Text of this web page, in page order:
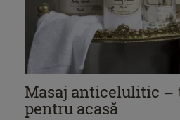
Masaj anticelulitic –
pentru acasă